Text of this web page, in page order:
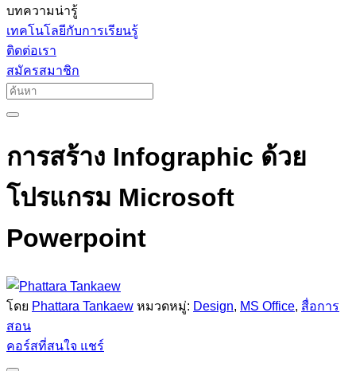
บทความน่ารู้
เทคโนโลยีกับการเรียนรู้
ติดต่อเรา
สมัครสมาชิก
การสร้าง Infographic ด้วย
โปรแกรม Microsoft
Powerpoint
โดย Phattara Tankaew หมวดหมู่: Design, MS Office, สื่อการ
สอน
คอร์สที่สนใจ แชร์